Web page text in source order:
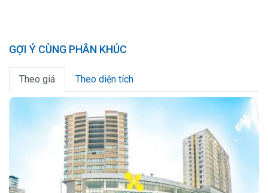
GỢI Ý CÙNG PHÂN KHÚC
Theo giá Theo diện tích